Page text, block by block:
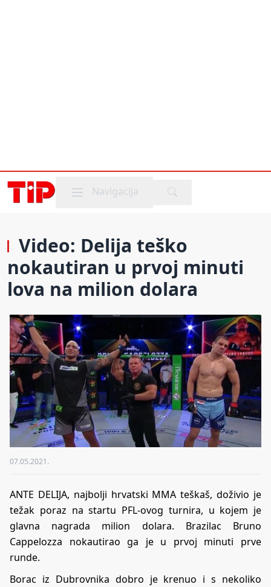
Mobile menu
Navigacija
Video: Delija teško
nokautiran u prvoj minuti
lova na milion dolara
07.05.2021.
ANTE DELIJA, najbolji hrvatski MMA teškaš, doživio je
težak poraz na startu PFL-ovog turnira, u kojem je
glavna nagrada milion dolara. Brazilac Bruno
Cappelozza nokautirao ga je u prvoj minuti prve
runde.
Borac iz Dubrovnika dobro je krenuo i s nekoliko